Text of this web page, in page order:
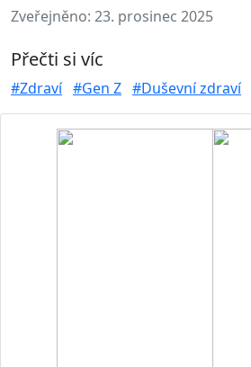
Zveřejněno: 23. prosinec 2025
Přečti si víc
#Zdraví #Gen Z #Duševní zdraví